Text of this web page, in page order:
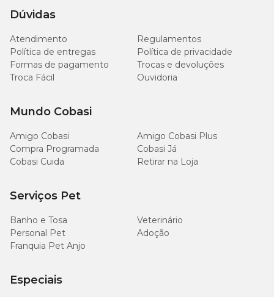
hematológicos e cardiopatas.
Não armazene junto a alimentos ou produtos de higiene pessoal.
Deixe o produto em um local sem umidade e protegido do clima
externo.
Mantenha este medicamento fora do alcance de crianças e de
animais domésticos.
Conhecida por ter os melhores valores em medicamentos, a
Cobasi é o local ideal para você comprar anti-inflamatório. Ele
pode ser encontrado em nosso pet shop online ou mesmo em
inflamatório Flamavet com o preços
Dúvidas
Atendimento
Regulamentos
Política de entregas
Política de privacidade
Formas de pagamento
Trocas e devoluções
Troca Fácil
Ouvidoria
Mundo Cobasi
Amigo Cobasi
Amigo Cobasi Plus
Compra Programada
Cobasi Já
Cobasi Cuida
Retirar na Loja
Serviços Pet
Banho e Tosa
Veterinário
Personal Pet
Adoção
Franquia Pet Anjo
Especiais